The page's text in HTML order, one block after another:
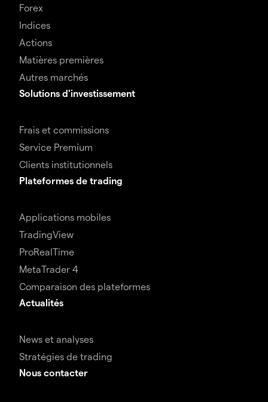
Forex
Indices
Actions
Matières premières
Autres marchés
Solutions d'investissement
Frais et commissions
Service Premium
Clients institutionnels
Plateformes de trading
Applications mobiles
TradingView
ProRealTime
MetaTrader 4
Comparaison des plateformes
Actualités
News et analyses
Stratégies de trading
Nous contacter